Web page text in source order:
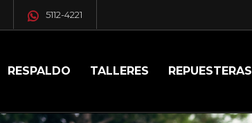
5112-4221
RESPALDO TALLERES REPUESTERAS